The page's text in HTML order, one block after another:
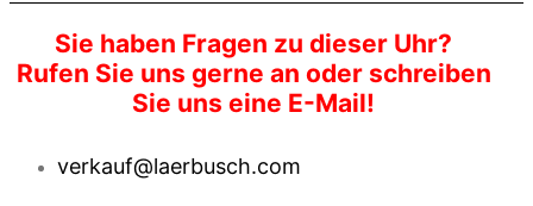
Sie haben Fragen zu dieser Uhr?
Rufen Sie uns gerne an oder schreiben
Sie uns eine E-Mail!
verkauf@laerbusch.com